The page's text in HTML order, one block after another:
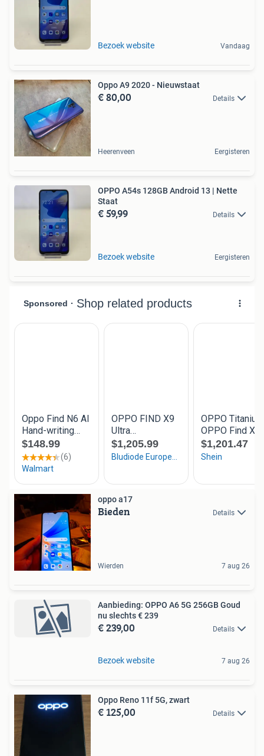
Bezoek website Vandaag
Oppo A9 2020 - Nieuwstaat
€ 80,00 Details
Heerenveen Eergisteren
OPPO A54s 128GB Android 13 | Nette
Staat
€ 59,99 Details
Bezoek website Eergisteren
oppo a17
Bieden Details
Wierden 7 aug 26
Aanbieding: OPPO A6 5G 256GB Goud
nu slechts € 239
€ 239,00 Details
Bezoek website 7 aug 26
Oppo Reno 11f 5G, zwart
€ 125,00 Details